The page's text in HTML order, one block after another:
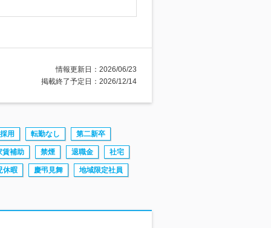
情報更新日：2026/06/23
掲載終了予定日：2026/12/14
採用 転勤なし 第二新卒
賃補助 禁煙 退職金 社宅
休暇 慶弔見舞 地域限定社員